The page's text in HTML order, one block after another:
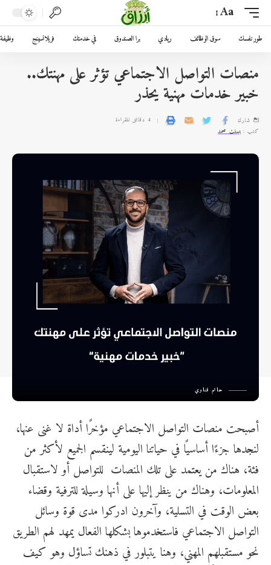
Aa
طور نفسك سوق الوظائف ريادي برا الصندوق في خدمتك فريلانسينج
منصات التواصل الاجتماعي تؤثر على مهنتك..
خبير خدمات مهنية يحذر
كتب : بسنت محمد
شارك 4 دقائق للقراءة
حاتم قناوي
أصبحت منصات التواصل الاجتماعي مؤخرًا أداة لا غنى عنها،
لنجدها جزءًا أساسيًا في حياتنا اليومية لينقسم الجميع لأكثر من
فئة، هناك من يعتمد على تلك المنصات للتواصل أو لاستقبال
المعلومات، وهناك من ينظر إليها على أنها وسيلة للترفية وقضاء
بعض الوقت في التسلية، وآخرون ادركوا مدى قوة وسائل
التواصل الاجتماعي فاستخدموها بشكلها الفعال يمهد لهم الطريق
نحو مستقبلهم المهني، وهنا يتبلور في ذهنك تساؤل وهو كيف